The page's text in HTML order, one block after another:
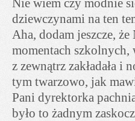
Nie wiem czy modnie
dziewczynami na ten
Aha, dodam jeszcze,
momentach szkolnych,
z zewnątrz zakładała i
tym twarzowo, jak
Pani dyrektorka
było to żadnym